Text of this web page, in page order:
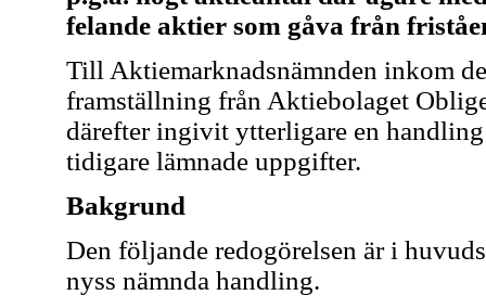
felande aktier som gåva från
Till Aktiemarknadsnämnden inkom
framställning från Aktiebolaget
därefter ingivit ytterligare en
tidigare lämnade uppgifter.
Bakgrund
Den följande redogörelsen är i
nyss nämnda handling.